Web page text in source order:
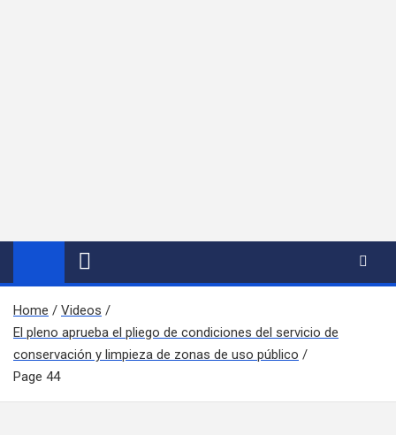
Home
Videos
El pleno aprueba el pliego de condiciones del servicio de
conservación y limpieza de zonas de uso público
Page 44